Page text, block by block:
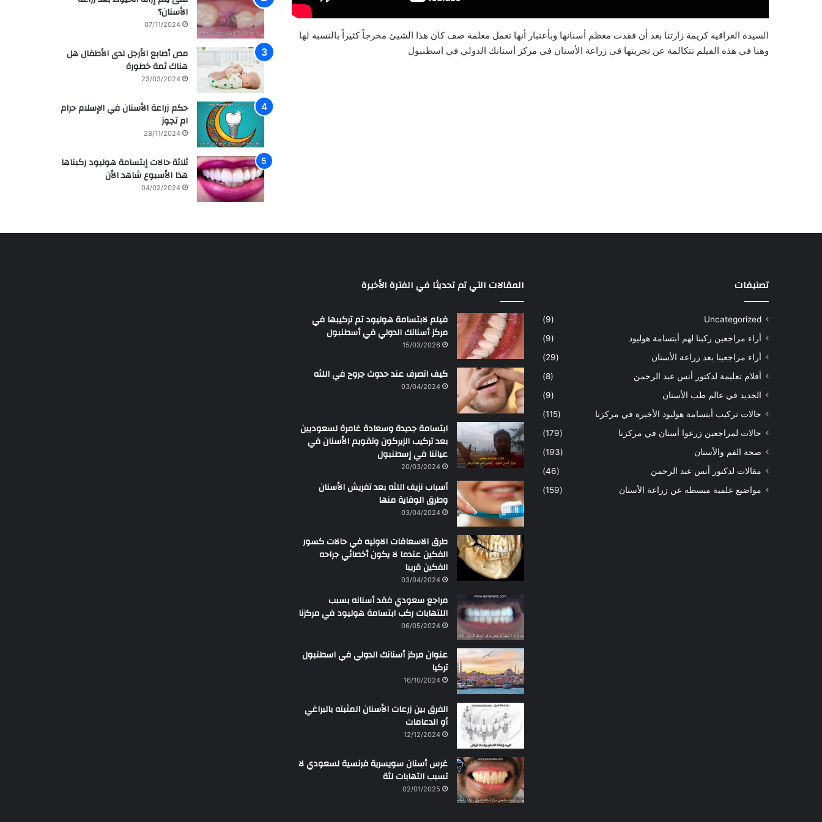
السيدة العراقية كريمة زارتنا بعد أن فقدت معظم أسنانها وبأعتبار أنها تعمل معلمة صف كان هذا الشيئ محرجاً كثيراً بالنسبه لها
وهنا في هذه الفيلم تتكالمة عن تجربتها في زراعة الأسنان في مركز أسنانك الدولي في اسطنبول
الأسنان؟
07/11/2024
مص أصابع الأرجل لدى الأطفال هل
هناك ثمة خطورة
23/03/2024
حكم زراعة الأسنان في الإسلام حرام
ام تجوز
28/11/2024
ثلاثة حالات إبتسامة هوليود ركبناها
هذا الأسبوع شاهد الأن
04/02/2024
تصنيفات
Uncategorized
(9)
أراء مراجعين ركبنا لهم أبتسامة هوليود
(9)
أراء مراجعينا بعد زراعة الأسنان
(29)
أفلام تعليمة لدكتور أنس عبد الرحمن
(8)
الجديد في عالم طب الأسنان
(9)
حالات تركيب أبتسامة هوليود الأخيرة في مركزنا
(115)
حالات لمراجعين زرعوا أسنان في مركزنا
(179)
صحة الفم والأسنان
(193)
مقالات لدكتور أنس عبد الرحمن
(46)
مواضيع علمية مبسطه عن زراعة الأسنان
(159)
المقالات التي تم تحديثا في الفترة الأخيرة
فيلم لابتسامة هوليود تم تركيبها في
مركز أسنانك الدولي في أسطنبول
15/03/2026
كيف اتصرف عند حدوث جروح في اللثه
03/04/2024
ابتسامة جديدة وسعادة غامرة لسعوديين
بعد تركيب الزيركون وتقويم الأسنان في
عياتنا في إسطنبول
20/03/2024
أسباب نزيف اللثه بعد تفريش الأسنان
وطرق الوقاية منها
03/04/2024
طرق الاسعافات الاوليه في حالات كسور
الفكين عندما لا يكون أخصائي جراحه
الفكين قريبا
03/04/2024
مراجع سعودي فقد أسنانه بسبب
اللتهابات ركب ابتسامة هوليود في مركزنا
06/05/2024
عنوان مركز أسنانك الدولي في اسطنبول
تركيا
16/10/2024
الفرق بين زرعات الأسنان المثبته بالبراغي
أو الدعامات
12/12/2024
غرس أسنان سويسرية فرنسية لسعودي لا
تسبب التهابات لثة
02/01/2025